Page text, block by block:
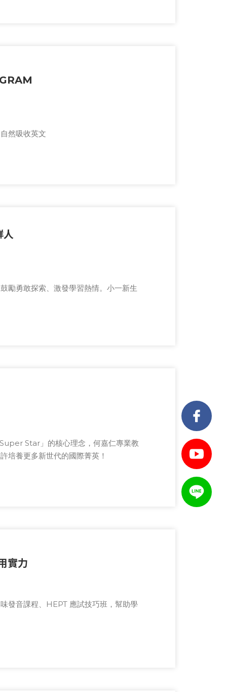
然吸收英文
人
勵勇敢探索、激發學習熱情。小一新生
Star」的核心理念，何嘉仁專業教
培養更多新世代的國際菁英！
實力
發音課程、HEPT 應試技巧班，幫助學